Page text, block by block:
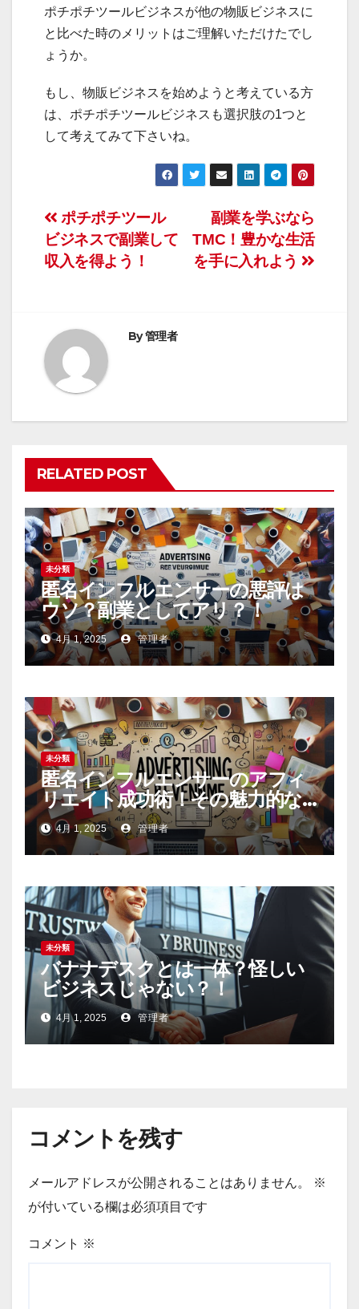
ポチポチツールビジネスが他の物販ビジネスに
と比べた時のメリットはご理解いただけたでし
ょうか。
もし、物販ビジネスを始めようと考えている方
は、ポチポチツールビジネスも選択肢の1つと
して考えてみて下さいね。
投
稿
ビ
ゲ
ー
シ
ョ
ン
副業を学ぶなら
TMC！豊かな生活
を手に入れよう
ポチポチツール
ビジネスで副業して
収入を得よう！
By管理者
RELATED POST
未分類
匿名インフルエンサーの悪評は
ウソ？副業としてアリ？！
4月 1, 2025 管理者
未分類
匿名インフルエンサーのアフィ
リエイト成功術！その魅力的な
内容の作り方とは
4月 1, 2025 管理者
未分類
バナナデスクとは一体？怪しい
ビジネスじゃない？！
4月 1, 2025 管理者
コメントを残す
メールアドレスが公開されることはありません。
※
が付いている欄は必須項目です
コメント ※